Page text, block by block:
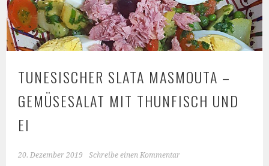
TUNESISCHER SLATA MASMOUTA –
GEMÜSESALAT MIT THUNFISCH UND
EI
20. Dezember 2019 Schreibe einen Kommentar